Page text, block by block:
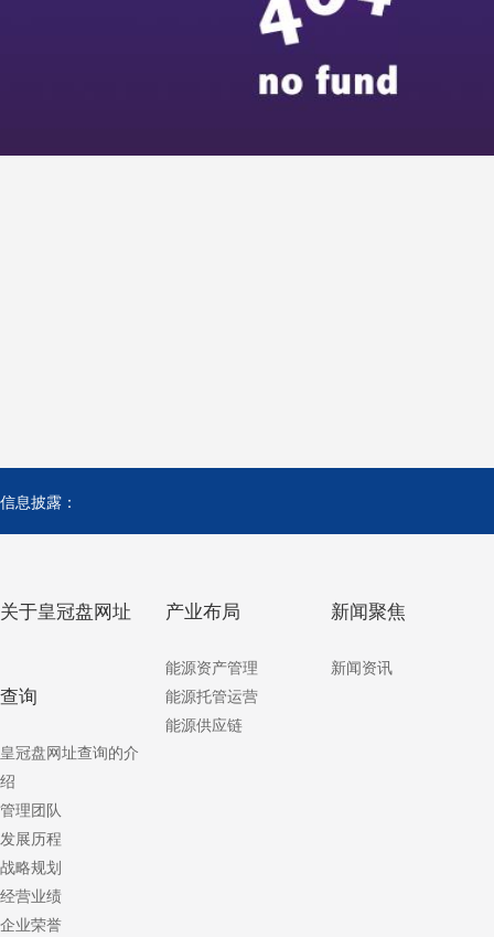
信息披露：
关于皇冠盘网址
查询
皇冠盘网址查询的介
绍
管理团队
发展历程
战略规划
经营业绩
企业荣誉
产业布局
能源资产管理
能源托管运营
能源供应链
新闻聚焦
新闻资讯